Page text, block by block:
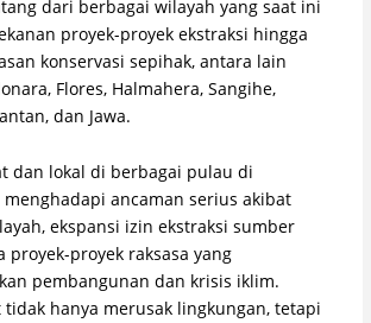
dari berbagai wilayah yang saat ini
proyek-proyek ekstraksi hingga
konservasi sepihak, antara lain
Flores, Halmahera, Sangihe,
dan Jawa.
dan lokal di berbagai pulau di
ancaman serius akibat
ekspansi izin ekstraksi sumber
proyek-proyek raksasa yang
pembangunan dan krisis iklim.
hanya merusak lingkungan, tetapi